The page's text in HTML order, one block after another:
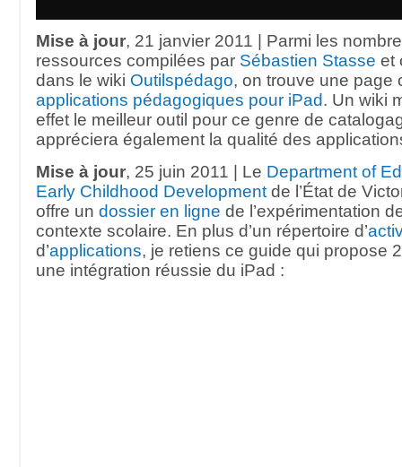
Mise à jour, 21 janvier 2011 | Parmi les
ressources compilées par Sébastien Stasse et
dans le wiki Outilspédago, on trouve une page
applications pédagogiques pour iPad. Un wiki
effet le meilleur outil pour ce genre de
appréciera également la qualité des
Mise à jour, 25 juin 2011 | Le Department of
Early Childhood Development de l’État de
offre un dossier en ligne de l’expérimentation
contexte scolaire. En plus d’un répertoire d’
d’applications, je retiens ce guide qui propose
une intégration réussie du iPad :